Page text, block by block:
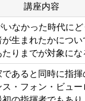
講座内容
なかった時代に
生まれたかにつ
りまでが対象にな
あると同時に指
・フォン・ビュ